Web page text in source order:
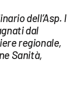
dell’Asp. I
dal
regionale,
Sanità,